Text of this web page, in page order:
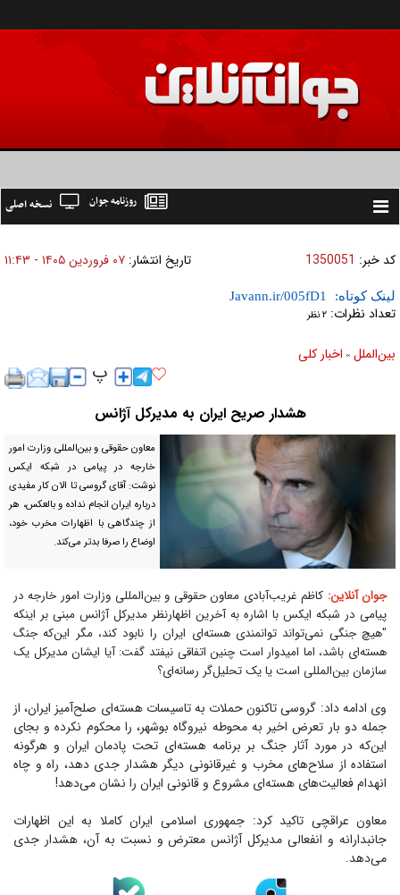
Toggle
نسخه اصلی روزنامه جوان
کد خبر: 1350051 تاریخ انتشار: ۰۷ فروردين ۱۴۰۵ - ۱۱:۴۳
لینک کوتاه:
تعداد نظرات: ۲ نظر
بين‌الملل » اخبار كلی
هشدار صریح ایران به مدیرکل آژانس
معاون حقوقی و بین‌المللی وزارت امور
خارجه در پیامی در شبکه ایکس
نوشت: آقای گروسی تا الان کار مفیدی
درباره ایران انجام نداده و بالعکس، هر
از چندگاهی با اظهارات مخرب خود،
اوضاع را صرفا بدتر می‌کند.
جوان آنلاین: کاظم غریب‌آبادی معاون حقوقی و بین‌المللی وزارت امور خارجه در
پیامی در شبکه ایکس با اشاره به آخرین اظهارنظر مدیرکل آژانس مبنی بر اینکه
"هیچ جنگی نمی‌تواند توانمندی هسته‌ای ایران را نابود کند، مگر این‌که جنگ
هسته‌ای باشد، اما امیدوار است چنین اتفاقی نیفتد گفت: آیا ایشان مدیرکل یک
سازمان بین‌المللی است یا یک تحلیل‌گر رسانه‌ای؟
وی ادامه داد: گروسی تاکنون حملات به تاسیسات هسته‌ای صلح‌آمیز ایران، از
جمله دو بار تعرض اخیر به محوطه نیروگاه بوشهر، را محکوم نکرده و بجای
این‌که در مورد آثار جنگ بر برنامه هسته‌ای تحت پادمان ایران و هرگونه
استفاده از سلاح‌های مخرب و غیرقانونی دیگر هشدار جدی دهد، راه و چاه
انهدام فعالیت‌های هسته‌ای مشروع و قانونی ایران را نشان می‌دهد!
معاون عراقچی تاکید کرد: جمهوری اسلامی ایران کاملا به این اظهارات
جانبدارانه و انفعالی مدیرکل آژانس معترض و نسبت به آن، هشدار جدی
می‌دهد.